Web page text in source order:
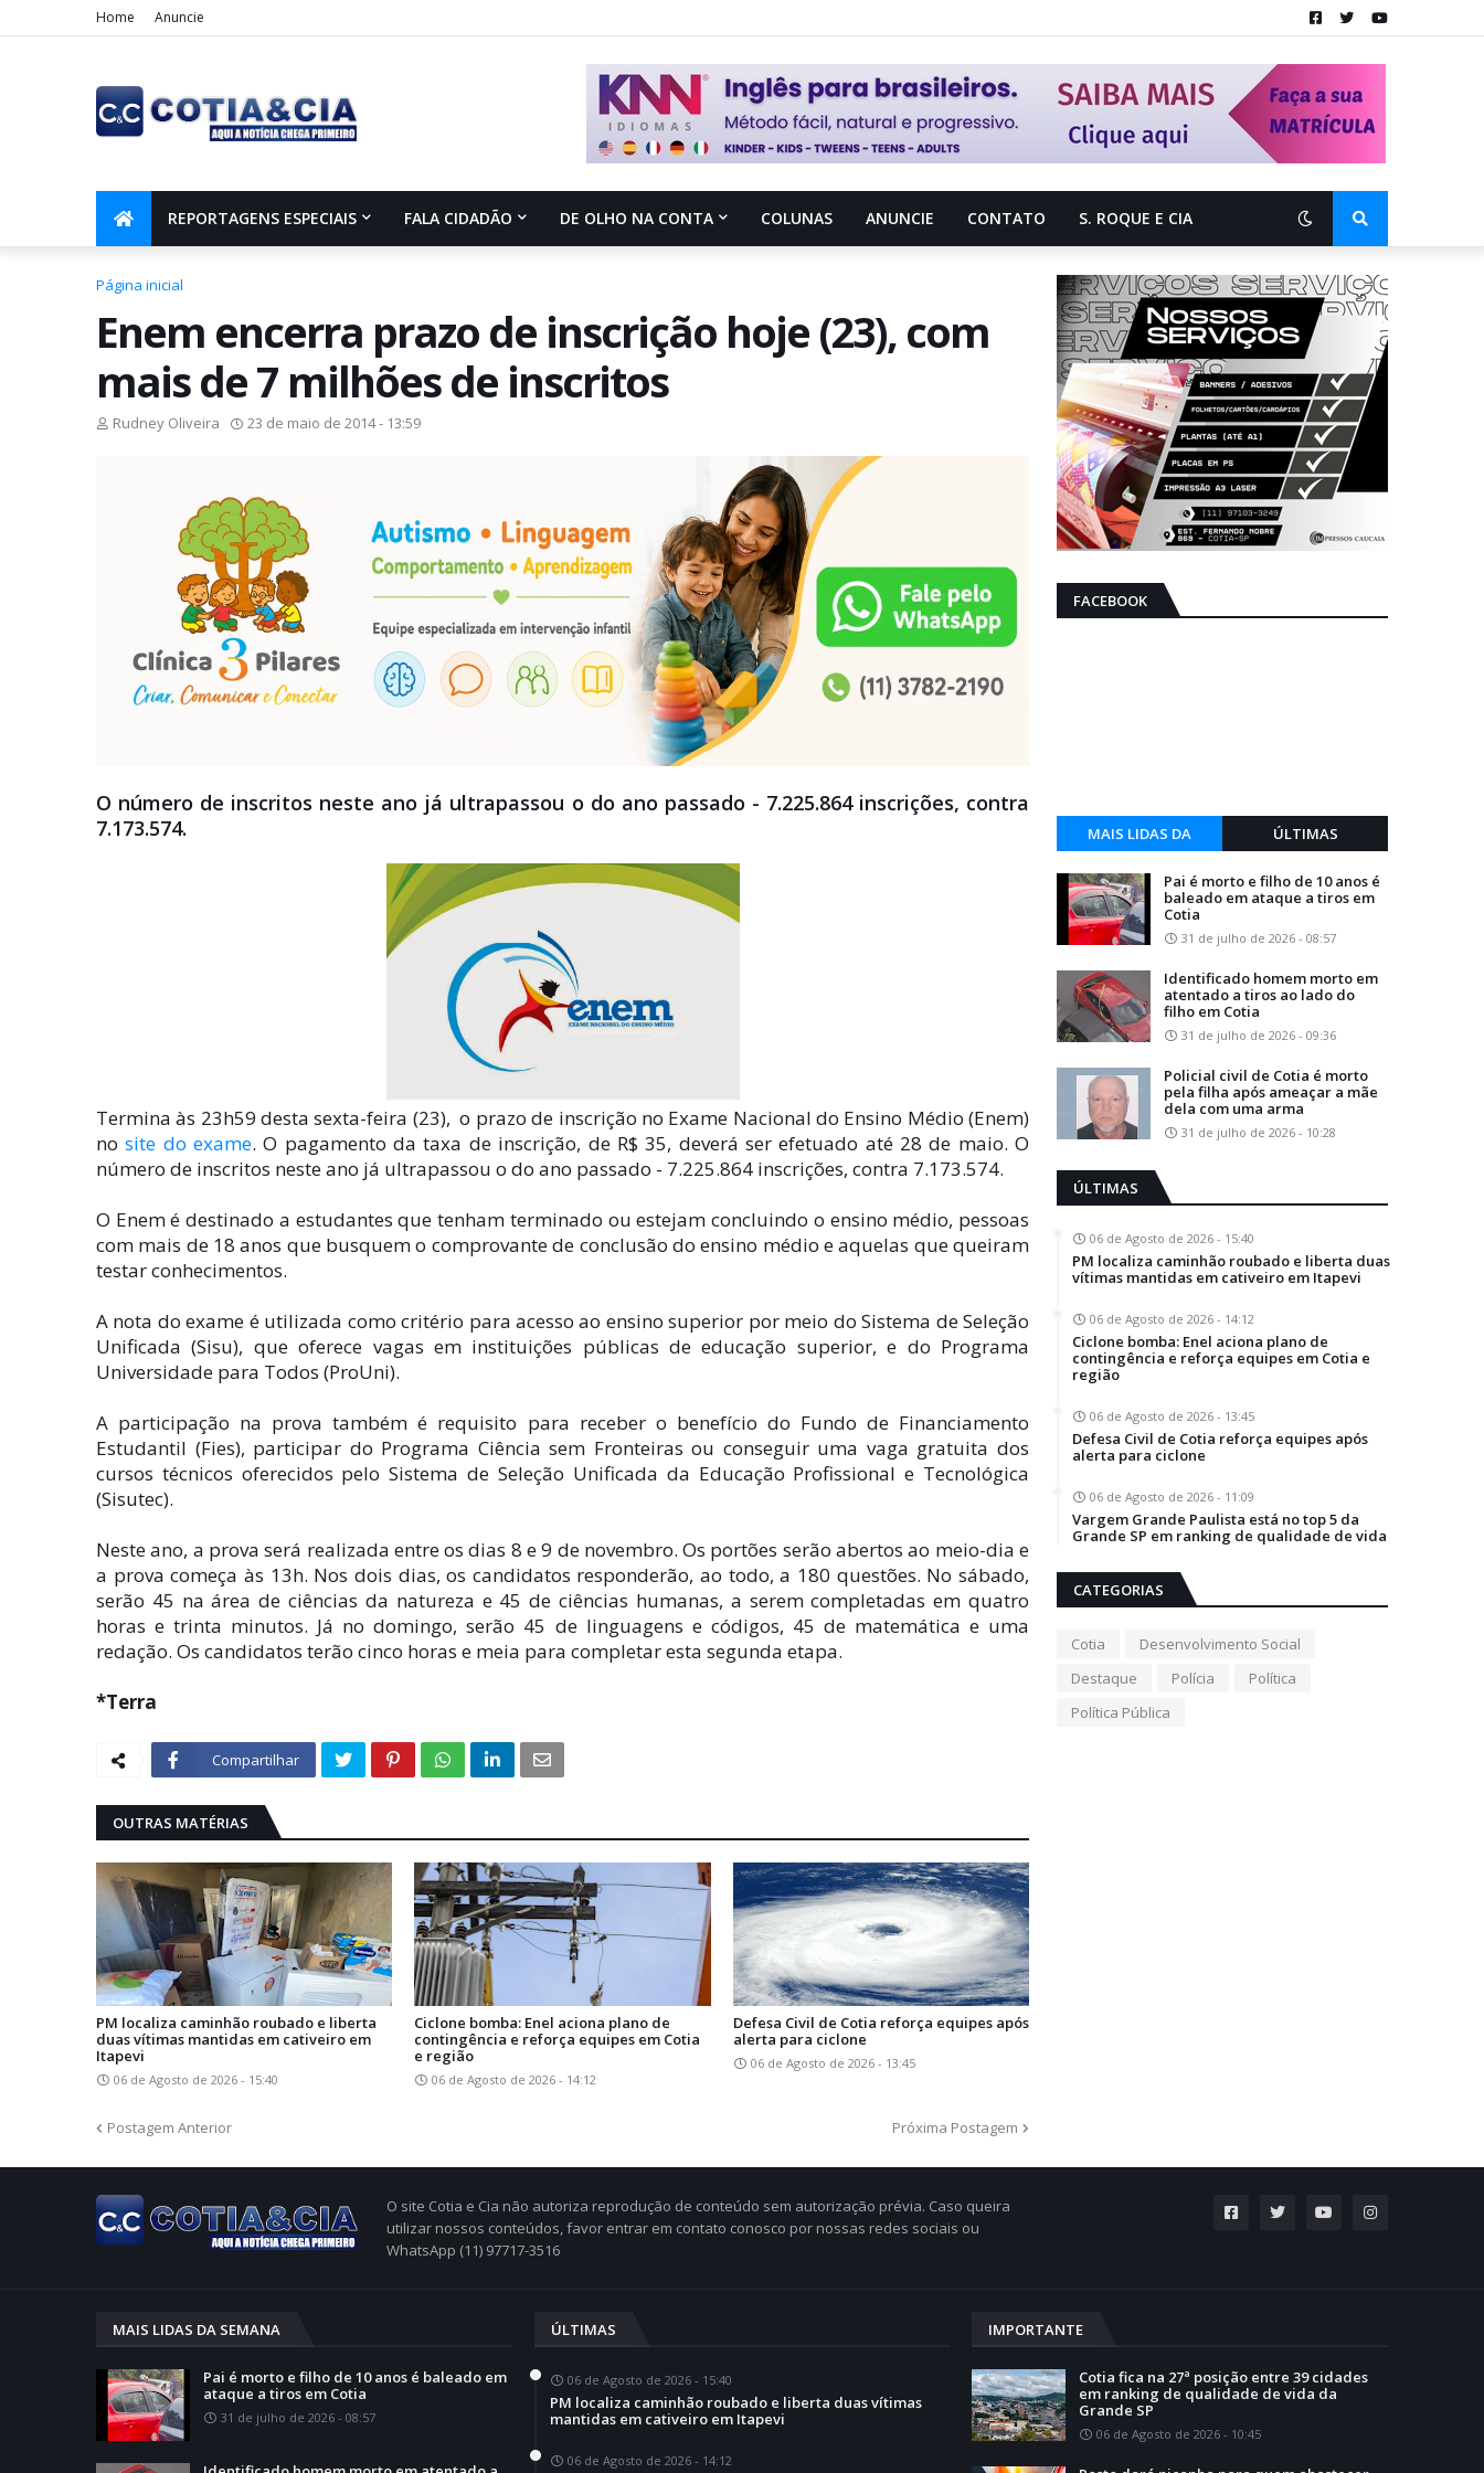
Home Anuncie
REPORTAGENS ESPECIAIS FALA CIDADÃO DE OLHO NA CONTA COLUNAS ANUNCIE CONTATO S. ROQUE E CIA
Página inicial
Enem encerra prazo de inscrição hoje (23), com
mais de 7 milhões de inscritos
Rudney Oliveira 23 de maio de 2014 - 13:59
O número de inscritos neste ano já ultrapassou o do ano passado - 7.225.864 inscrições, contra
7.173.574.
Termina às 23h59 desta sexta-feira (23), o prazo de inscrição no Exame Nacional do Ensino Médio (Enem)
nosite do exame. O pagamento da taxa de inscrição, de R$ 35, deverá ser efetuado até 28 de maio. O
número de inscritos neste ano já ultrapassou o do ano passado - 7.225.864 inscrições, contra 7.173.574.
O Enem é destinado a estudantes que tenham terminado ou estejam concluindo o ensino médio, pessoas
com mais de 18 anos que busquem o comprovante de conclusão do ensino médio e aquelas que queiram
testar conhecimentos.
A nota do exame é utilizada como critério para acesso ao ensino superior por meio do Sistema de Seleção
Unificada (Sisu), que oferece vagas em instituições públicas de educação superior, e do Programa
Universidade para Todos (ProUni).
A participação na prova também é requisito para receber o benefício do Fundo de Financiamento
Estudantil (Fies), participar do Programa Ciência sem Fronteiras ou conseguir uma vaga gratuita dos
cursos técnicos oferecidos pelo Sistema de Seleção Unificada da Educação Profissional e Tecnológica
(Sisutec).
Neste ano, a prova será realizada entre os dias 8 e 9 de novembro. Os portões serão abertos ao meio-dia e
a prova começa às 13h. Nos dois dias, os candidatos responderão, ao todo, a 180 questões. No sábado,
serão 45 na área de ciências da natureza e 45 de ciências humanas, a serem completadas em quatro
horas e trinta minutos. Já no domingo, serão 45 de linguagens e códigos, 45 de matemática e uma
redação. Os candidatos terão cinco horas e meia para completar esta segunda etapa.
*Terra
Compartilhar
OUTRAS MATÉRIAS
PM localiza caminhão roubado e liberta
duas vítimas mantidas em cativeiro em
Itapevi
06 de Agosto de 2026 - 15:40
Ciclone bomba: Enel aciona plano de
contingência e reforça equipes em Cotia
e região
06 de Agosto de 2026 - 14:12
Defesa Civil de Cotia reforça equipes após
alerta para ciclone
06 de Agosto de 2026 - 13:45
Postagem Anterior Próxima Postagem
FACEBOOK
MAIS LIDAS DA
SEMANA
ÚLTIMAS
Pai é morto e filho de 10 anos é
baleado em ataque a tiros em
Cotia
31 de julho de 2026 - 08:57
Identificado homem morto em
atentado a tiros ao lado do
filho em Cotia
31 de julho de 2026 - 09:36
Policial civil de Cotia é morto
pela filha após ameaçar a mãe
dela com uma arma
31 de julho de 2026 - 10:28
ÚLTIMAS
06 de Agosto de 2026 - 15:40
PM localiza caminhão roubado e liberta duas
vítimas mantidas em cativeiro em Itapevi
06 de Agosto de 2026 - 14:12
Ciclone bomba: Enel aciona plano de
contingência e reforça equipes em Cotia e
região
06 de Agosto de 2026 - 13:45
Defesa Civil de Cotia reforça equipes após
alerta para ciclone
06 de Agosto de 2026 - 11:09
Vargem Grande Paulista está no top 5 da
Grande SP em ranking de qualidade de vida
CATEGORIAS
Cotia
Desenvolvimento Social
Destaque
Polícia
Política
Política Pública
O site Cotia e Cia não autoriza reprodução de conteúdo sem autorização prévia. Caso queira
utilizar nossos conteúdos, favor entrar em contato conosco por nossas redes sociais ou
WhatsApp (11) 97717-3516
MAIS LIDAS DA SEMANA
Pai é morto e filho de 10 anos é baleado em
ataque a tiros em Cotia
31 de julho de 2026 - 08:57
ÚLTIMAS
06 de Agosto de 2026 - 15:40
PM localiza caminhão roubado e liberta duas vítimas
mantidas em cativeiro em Itapevi
06 de Agosto de 2026 - 14:12
IMPORTANTE
Cotia fica na 27ª posição entre 39 cidades
em ranking de qualidade de vida da
Grande SP
06 de Agosto de 2026 - 10:45